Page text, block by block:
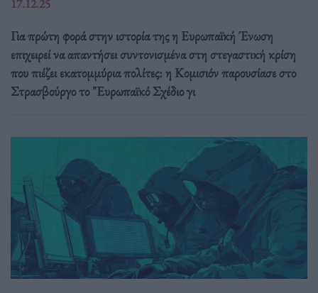
17.12.25
Για πρώτη φορά στην ιστορία της η Ευρωπαϊκή Ένωση
επιχειρεί να απαντήσει συντονισμένα στη στεγαστική κρίση
που πιέζει εκατομμύρια πολίτες: η Κομισιόν παρουσίασε στο
Στρασβούργο το "Ευρωπαϊκό Σχέδιο γι